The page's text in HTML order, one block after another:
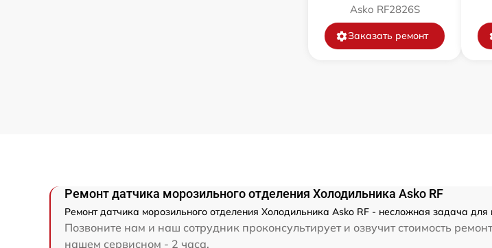
Asko RF2826S
Заказать ремонт
Ремонт датчика морозильного отделения Холодильника Asko RF
Ремонт датчика морозильного отделения Холодильника Asko RF - несложная задача
Позвоните нам и наш сотрудник проконсультирует и озвучит стоимость
нашем сервисном - 2 часа.